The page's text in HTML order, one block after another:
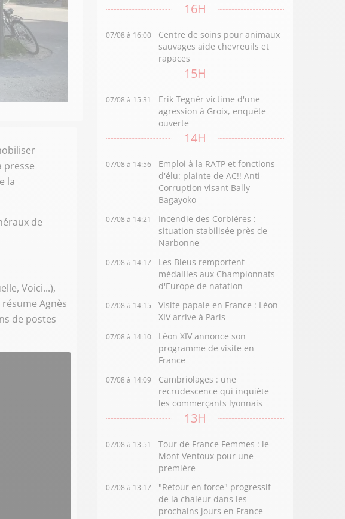
presse
la
de
Voici...),
Agnès
de postes
16H
07/08 à 16:00
Centre de soins pour animaux
sauvages aide chevreuils et
rapaces
15H
07/08 à 15:31
Erik Tegnér victime d'une
agression à Groix, enquête
ouverte
14H
07/08 à 14:56
Emploi à la RATP et fonctions
d'élu: plainte de AC!! Anti-
Corruption visant Bally
Bagayoko
07/08 à 14:21
Incendie des Corbières :
situation stabilisée près de
Narbonne
07/08 à 14:17
Les Bleus remportent
médailles aux Championnats
d'Europe de natation
07/08 à 14:15
Visite papale en France : Léon
XIV arrive à Paris
07/08 à 14:10
Léon XIV annonce son
programme de visite en
France
07/08 à 14:09
Cambriolages : une
recrudescence qui inquiète
les commerçants lyonnais
13H
07/08 à 13:51
Tour de France Femmes : le
Mont Ventoux pour une
première
07/08 à 13:17
"Retour en force" progressif
de la chaleur dans les
prochains jours en France